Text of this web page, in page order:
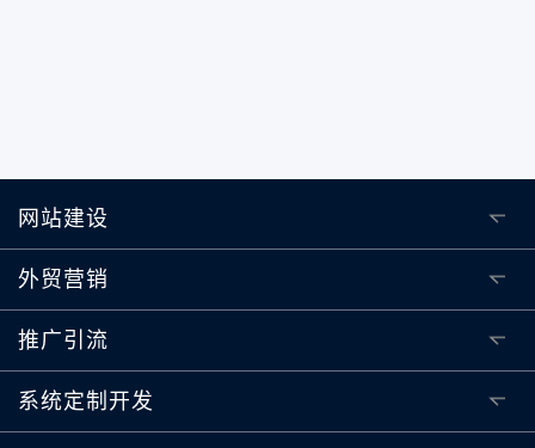
网站建设
外贸营销
推广引流
系统定制开发